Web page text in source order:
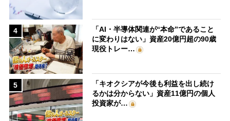
4
「AI・半導体関連が“本命”であること
に変わりはない」資産20億円超の90歳
現役トレー…
5
「キオクシアが今後も利益を出し続け
るかは分からない」資産11億円の個人
投資家が…